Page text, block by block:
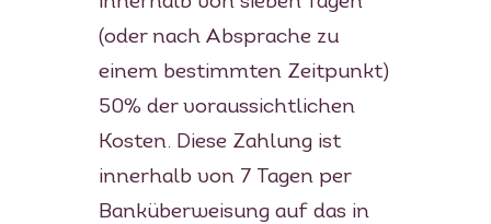
(oder nach Absprache zu
einem bestimmten Zeitpunkt)
50% der voraussichtlichen
Kosten. Diese Zahlung ist
innerhalb von 7 Tagen per
Banküberweisung auf das in